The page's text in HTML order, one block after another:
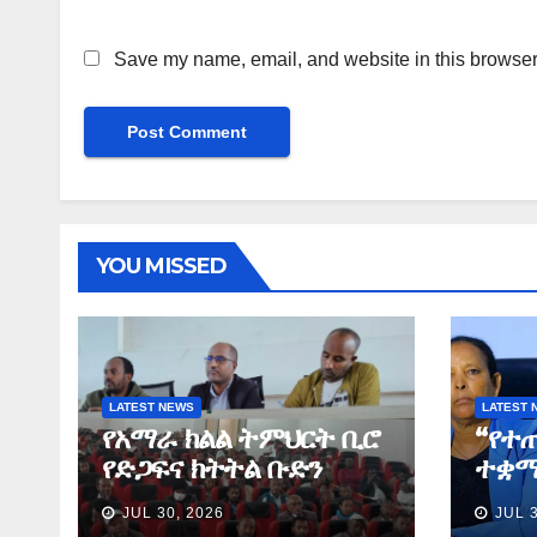
Save my name, email, and website in this
YOU MISSED
LATEST NEWS
የአማራ ክልል ትምህርት ቢሮ
የድጋፍና ክትትል ቡድን
የማጠቃለያ ግብረ መልስ ሰጠ
JUL 30, 2026
LATEST
JUL